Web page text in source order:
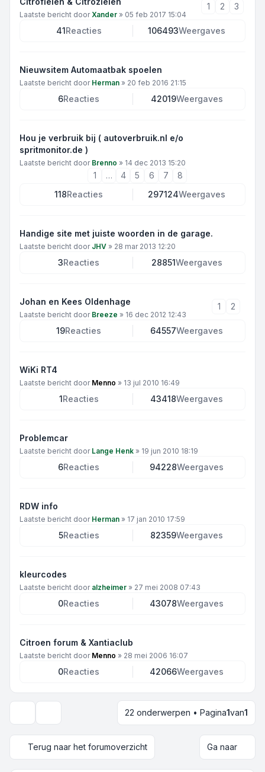
Laatste bericht doorXander » 05 feb 2017 15:04
1 2 3
41Reacties 106493Weergaves
Nieuwsitem Automaatbak spoelen
Laatste bericht door Herman » 20 feb 2016 21:15
6Reacties 42019Weergaves
Hou je verbruik bij ( autoverbruik.nl e/o
spritmonitor.de )
Laatste bericht door Brenno » 14 dec 2013 15:20
1 … 4 5 6 7
8
118Reacties 297124Weergaves
Handige site met juiste woorden in de garage.
Laatste bericht door JHV » 28 mar 2013 12:20
3Reacties 28851Weergaves
Johan en Kees Oldenhage
Laatste bericht door Breeze » 16 dec 2012 12:43
1 2
19Reacties 64557Weergaves
WiKi RT4
Laatste bericht door Menno » 13 jul 2010 16:49
1Reacties 43418Weergaves
Problemcar
Laatste bericht door Lange Henk » 19 jun 2010 18:19
6Reacties 94228Weergaves
RDW info
Laatste bericht door Herman » 17 jan 2010 17:59
5Reacties 82359Weergaves
kleurcodes
Laatste bericht door alzheimer » 27 mei 2008 07:43
0Reacties 43078Weergaves
Citroen forum & Xantiaclub
Laatste bericht door Menno » 28 mei 2006 16:07
0Reacties 42066Weergaves
Weergave- en sorteeropties22 onderwerpen • Pagina1van1
Terug naar het forumoverzicht Ga naar